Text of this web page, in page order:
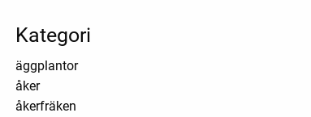
Kategori
äggplantor
åker
åkerfräken